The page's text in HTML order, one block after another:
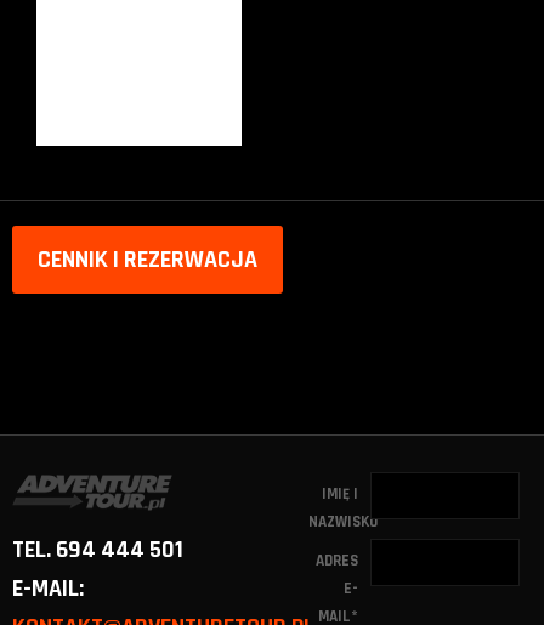
CENNIK I REZERWACJA
TEL. 694 444 501
E-MAIL:
IMIĘ I
NAZWISKO
ADRES
E-
MAIL*